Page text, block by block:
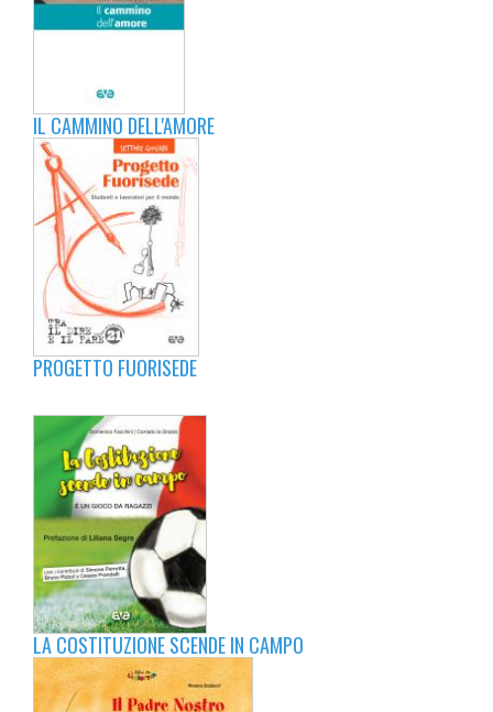
IL CAMMINO DELL'AMORE
PROGETTO FUORISEDE
LA COSTITUZIONE SCENDE IN CAMPO